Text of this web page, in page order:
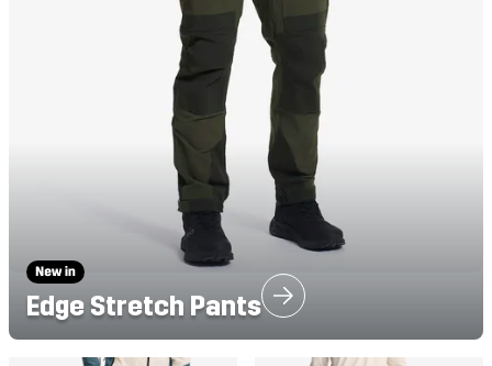
Edge Stretch Pants